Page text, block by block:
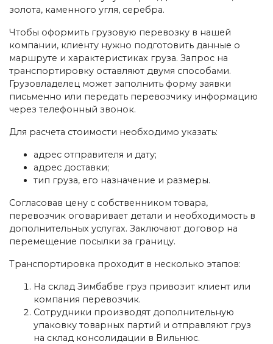
золота, каменного угля, серебра.
Чтобы оформить грузовую перевозку в нашей
компании, клиенту нужно подготовить данные о
маршруте и характеристиках груза. Запрос на
транспортировку оставляют двумя способами.
Грузовладелец может заполнить форму заявки
письменно или передать перевозчику информацию
через телефонный звонок.
Для расчета стоимости необходимо указать:
адрес отправителя и дату;
адрес доставки;
тип груза, его назначение и размеры.
Согласовав цену с собственником товара,
перевозчик оговаривает детали и необходимость в
дополнительных услугах. Заключают договор на
перемещение посылки за границу.
Транспортировка проходит в несколько этапов:
На склад Зимбабве груз привозит клиент или
компания перевозчик.
Сотрудники производят дополнительную
упаковку товарных партий и отправляют груз
на склад консолидации в Вильнюс.